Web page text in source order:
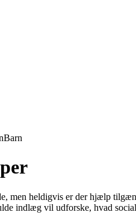
Barn
men heldigvis er der hjælp
indlæg vil udforske, hvad